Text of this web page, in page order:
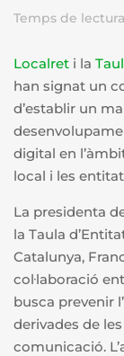
Temps de lectura
Localret i la
han signat un
d’establir un
digital en
local i les
La presidenta
la Taula
Catalunya,
col·laboració
busca prevenir
derivades de
comunicació.